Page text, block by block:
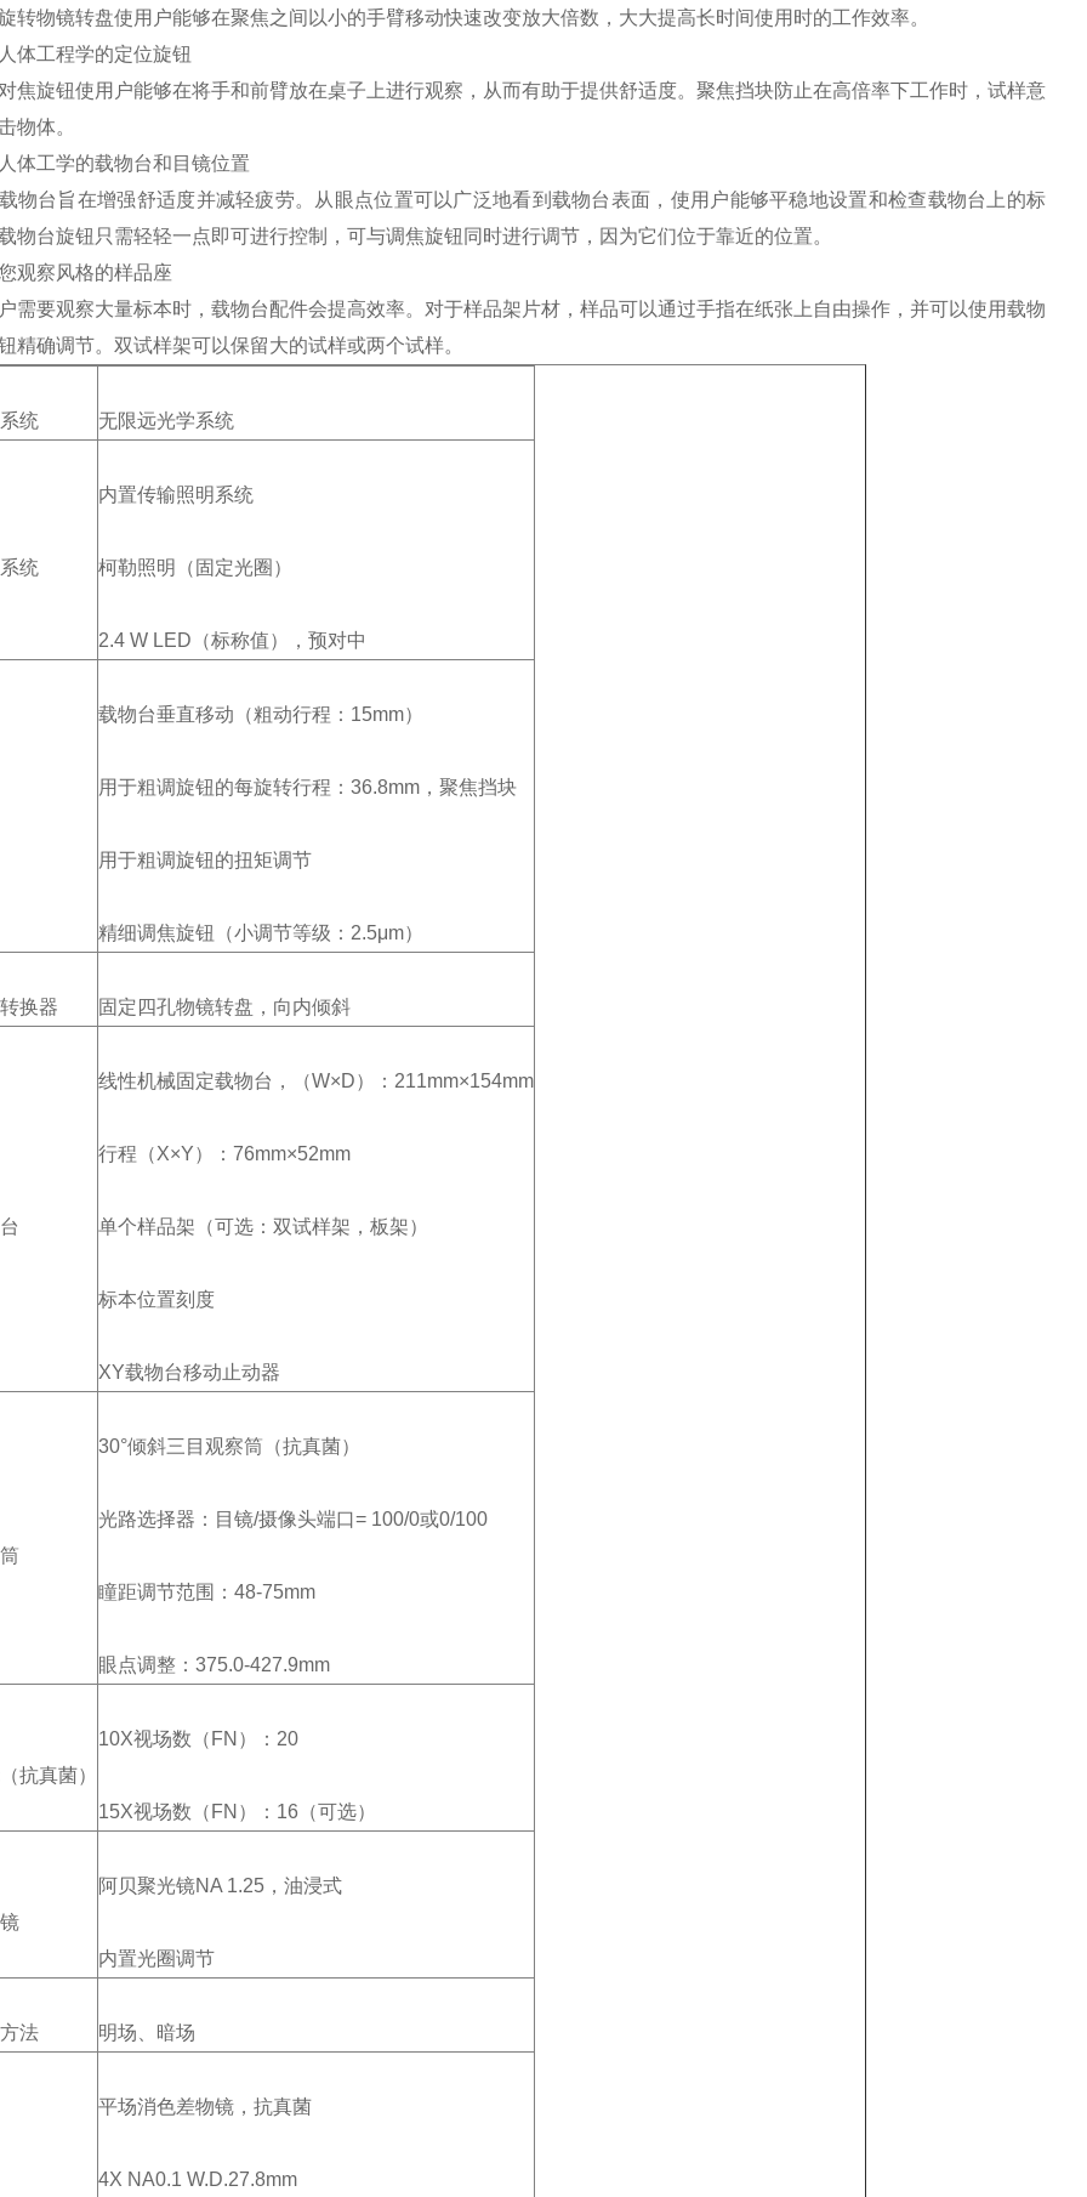
转物镜转盘使用户能够在聚焦之间以小的手臂移动快速改变放大倍数，大大提高长时间使用时的工作效率。
体工程学的定位旋钮
焦旋钮使用户能够在将手和前臂放在桌子上进行观察，从而有助于提供舒适度。聚焦挡块防止在高倍率下工作时，试样意
物体。
体工学的载物台和目镜位置
物台旨在增强舒适度并减轻疲劳。从眼点位置可以广泛地看到载物台表面，使用户能够平稳地设置和检查载物台上的标
物台旋钮只需轻轻一点即可进行控制，可与调焦旋钮同时进行调节，因为它们位于靠近的位置。
观察风格的样品座
需要观察大量标本时，载物台配件会提高效率。对于样品架片材，样品可以通过手指在纸张上自由操作，并可以使用载物
精确调节。双试样架可以保留大的试样或两个试样。
统 无限远光学系统
统
内置传输照明系统
柯勒照明（固定光圈）
2.4 W LED（标称值），预对中
载物台垂直移动（粗动行程：15mm）
用于粗调旋钮的每旋转行程：36.8mm，聚焦挡块
用于粗调旋钮的扭矩调节
精细调焦旋钮（小调节等级：2.5μm）
换器 固定四孔物镜转盘，向内倾斜
线性机械固定载物台，（W×D）：211mm×154mm
行程（X×Y）：76mm×52mm
单个样品架（可选：双试样架，板架）
标本位置刻度
XY载物台移动止动器
30°倾斜三目观察筒（抗真菌）
光路选择器：目镜/摄像头端口= 100/0或0/100
瞳距调节范围：48-75mm
眼点调整：375.0-427.9mm
抗真菌）
10X视场数（FN）：20
15X视场数（FN）：16（可选）
阿贝聚光镜NA 1.25，油浸式
内置光圈调节
法 明场、暗场
平场消色差物镜，抗真菌
4X NA0.1 W.D.27.8mm